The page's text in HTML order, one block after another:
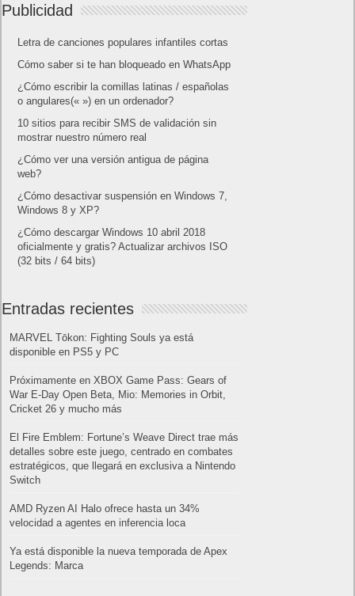
Publicidad
Letra de canciones populares infantiles cortas
Cómo saber si te han bloqueado en WhatsApp
¿Cómo escribir la comillas latinas / españolas
o angulares(« ») en un ordenador?
10 sitios para recibir SMS de validación sin
mostrar nuestro número real
¿Cómo ver una versión antigua de página
web?
¿Cómo desactivar suspensión en Windows 7,
Windows 8 y XP?
¿Cómo descargar Windows 10 abril 2018
oficialmente y gratis? Actualizar archivos ISO
(32 bits / 64 bits)
Entradas recientes
MARVEL Tōkon: Fighting Souls ya está
disponible en PS5 y PC
Próximamente en XBOX Game Pass: Gears of
War E-Day Open Beta, Mio: Memories in Orbit,
Cricket 26 y mucho más
El Fire Emblem: Fortune’s Weave Direct trae más
detalles sobre este juego, centrado en combates
estratégicos, que llegará en exclusiva a Nintendo
Switch
AMD Ryzen AI Halo ofrece hasta un 34%
velocidad a agentes en inferencia loca
Ya está disponible la nueva temporada de Apex
Legends: Marca